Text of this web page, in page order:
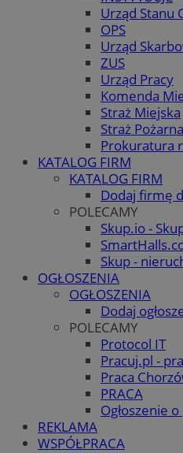
Urząd Stanu
OPS
Urząd
ZUS
Urząd Pracy
Komenda
Straż Miejska
Straż Pożarna
Prokuratura
KATALOG FIRM
KATALOG FIRM
Dodaj firmę
POLECAMY
Skup.io -
Skup -
OGŁOSZENIA
OGŁOSZENIA
Dodaj
POLECAMY
Protocol IT
Pracuj.pl -
Praca
PRACA
Ogłoszenie
REKLAMA
WSPÓŁPRACA